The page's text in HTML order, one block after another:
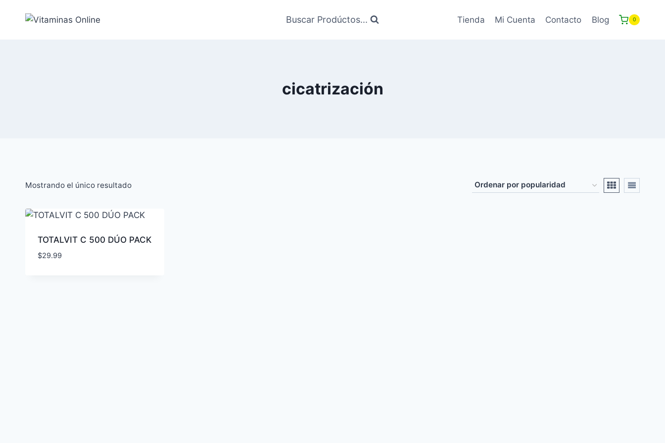
Buscar Prodúctos... Tienda Mi Cuenta Contacto Blog 0
cicatrización
Mostrando el único resultado
TOTALVIT C 500 DÚO PACK
$29.99